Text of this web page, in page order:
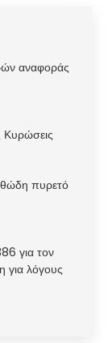
αναφοράς
Κυρώσεις
πυρετό
για τον
λόγους